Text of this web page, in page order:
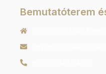
Bemutatóterem